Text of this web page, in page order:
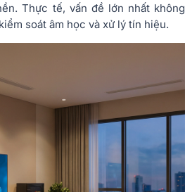
Thực tế, vấn đề lớn nhất không
soát âm học và xử lý tín hiệu.